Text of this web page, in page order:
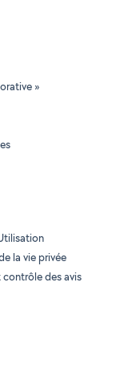
»
la vie privée
des avis